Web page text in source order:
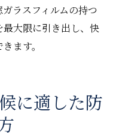
ラスフィルムの持つ
大限に引き出し、快
ます。
に適した防